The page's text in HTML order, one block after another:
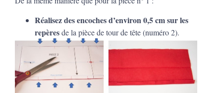
Réalisez des encoches d’environ 0,5 cm sur les
repèresde la pièce de tour de tête (numéro 2).